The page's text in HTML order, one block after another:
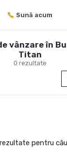
Sună acum
0 rezultate
vânzare în
Titan
pentru